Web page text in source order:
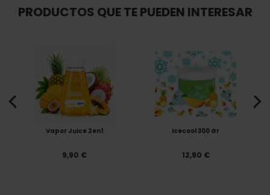
PRODUCTOS QUE TE PUEDEN INTERESAR
Vapor Juice 2en1
9,90 €
Icecool 300 Gr
12,90 €